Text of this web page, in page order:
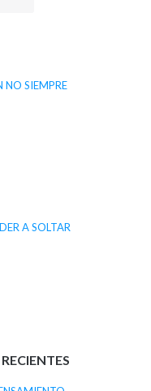
NO SIEMPRE
A SOLTAR